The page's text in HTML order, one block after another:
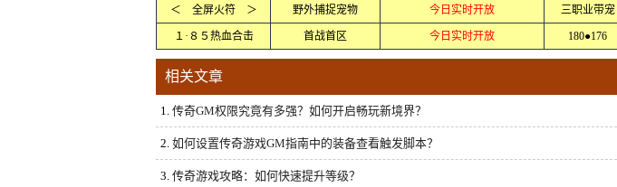
＜ 全屏火符 ＞ 野外捕捉宠物 今日实时开放 三职业带宠
１·８５热血合击 首战首区 今日实时开放 180●176
相关文章
1. 传奇GM权限究竟有多强？如何开启畅玩新境界？
2. 如何设置传奇游戏GM指南中的装备查看触发脚本？
3. 传奇游戏攻略：如何快速提升等级？